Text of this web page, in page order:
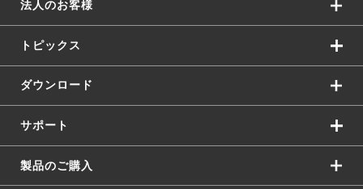
法人のお客様
トピックス
ダウンロード
サポート
製品のご購入